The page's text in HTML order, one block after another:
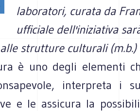
laboratori, curata da
ufficiale dell'iniziativa
strutture culturali (m.b.)
è uno degli elementi
interpreta i
e le assicura la